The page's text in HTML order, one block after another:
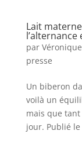
Lait
l’alternance
par
presse
Un biberon
voilà un
mais que
jour. Publié